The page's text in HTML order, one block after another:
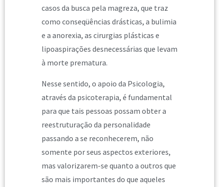
casos da busca pela magreza, que traz
como conseqüências drásticas, a bulimia
e a anorexia, as cirurgias plásticas e
lipoaspirações desnecessárias que levam
à morte prematura.
Nesse sentido, o apoio da Psicologia,
através da psicoterapia, é fundamental
para que tais pessoas possam obter a
reestruturação da personalidade
passando a se reconhecerem, não
somente por seus aspectos exteriores,
mas valorizarem-se quanto a outros que
são mais importantes do que aqueles